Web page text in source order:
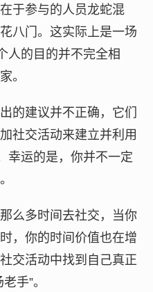
于参与的人员龙蛇混
八门。这实际上是一场
人的目的并不完全相
。
的建议并不正确，它们
社交活动来建立并利用
幸运的是，你并不一定
么多时间去社交，当你
，你的时间价值也在增
交活动中找到自己真正
手”。